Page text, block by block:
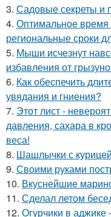
3. Садовые секреты и
4. Оптимальное время
региональные сроки
5. Мыши исчезнут
избавления от
6. Как обеспечить
увядания и гниения?
7. Этот лист -
давления, сахара в
веса!
8. Шашлычки с
9. Своими руками
10. Вкуснейшие
11. Сделал летом
12. Огурчики в аджике